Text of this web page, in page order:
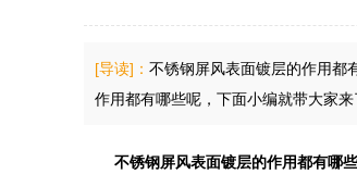
[导读]： 不锈钢屏风表面镀层的作用都
作用都有哪些呢，下面小编就带大家来
不锈钢屏风表面镀层的作用都有哪些